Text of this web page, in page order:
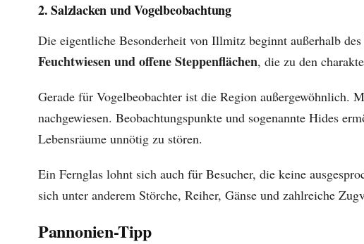
2. Salzlacken und Vogelbeobachtung
Die eigentliche Besonderheit von Illmitz beginnt außerhalb
Feuchtwiesen und offene Steppenflächen, die zu den
Gerade für Vogelbeobachter ist die Region außergewöhnlich.
nachgewiesen. Beobachtungspunkte und sogenannte Hides
Lebensräume unnötig zu stören.
Ein Fernglas lohnt sich auch für Besucher, die keine
sich unter anderem Störche, Reiher, Gänse und zahlreiche
Pannonien-Tipp